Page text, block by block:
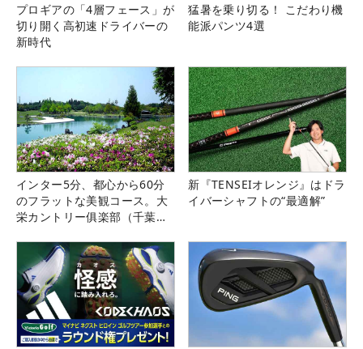
プロギアの「4層フェース」が
切り開く高初速ドライバーの
新時代
猛暑を乗り切る！ こだわり機
能派パンツ4選
インター5分、都心から60分
のフラットな美観コース。大
栄カントリー俱楽部（千葉
新『TENSEIオレンジ』はドラ
イバーシャフトの“最適解”